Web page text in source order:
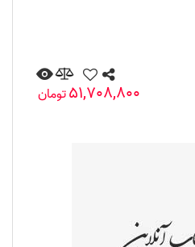
51,708,800تومان